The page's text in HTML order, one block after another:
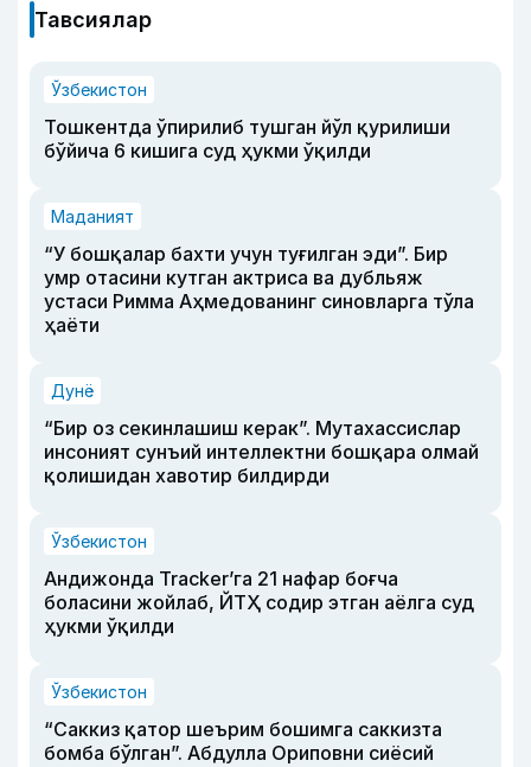
Тавсиялар
Ўзбекистон
Тошкентда ўпирилиб тушган йўл қурилиши
бўйича 6 кишига суд ҳукми ўқилди
Маданият
“У бошқалар бахти учун туғилган эди”. Бир
умр отасини кутган актриса ва дубльяж
устаси Римма Аҳмедованинг синовларга тўла
ҳаёти
Дунё
“Бир оз секинлашиш керак”. Мутахассислар
инсоният сунъий интеллектни бошқара олмай
қолишидан хавотир билдирди
Ўзбекистон
Андижонда Tracker’га 21 нафар боғча
боласини жойлаб, ЙТҲ содир этган аёлга суд
ҳукми ўқилди
Ўзбекистон
“Саккиз қатор шеърим бошимга саккизта
бомба бўлган”. Абдулла Ориповни сиёсий